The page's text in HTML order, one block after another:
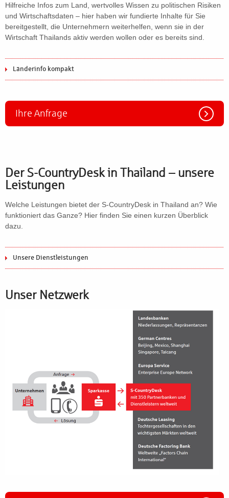
Hilfreiche Infos zum Land, wertvolles Wissen zu politischen Risiken
und Wirtschaftsdaten – hier haben wir fundierte Inhalte für Sie
bereitgestellt, die Unternehmern weiterhelfen, wenn sie in der
Wirtschaft Thailands aktiv werden wollen oder es bereits sind.
Länderinfo kompakt
Ihre Anfrage
Der S-CountryDesk in Thailand – unsere
Leistungen
Welche Leistungen bietet der S-CountryDesk in Thailand an? Wie
funktioniert das Ganze? Hier finden Sie einen kurzen Überblick
dazu.
Unsere Dienstleistungen
Unser Netzwerk